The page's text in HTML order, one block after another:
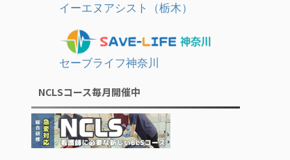
イーエヌアシスト（栃木）
セーブライフ神奈川
NCLSコース毎月開催中